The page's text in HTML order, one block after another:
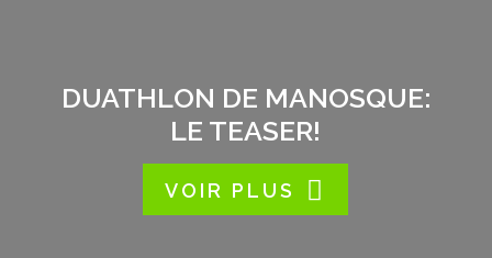
DUATHLON DE MANOSQUE:
LE TEASER!
VOIR PLUS